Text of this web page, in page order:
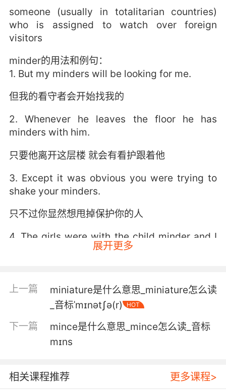
someone (usually in totalitarian countries)
who is assigned to watch over foreign
visitors
minder的用法和例句：
1. But my minders will be looking for me.
但我的看守者会开始找我的
2. Whenever he leaves the floor he has
minders with him.
只要他离开这层楼 就会有看护跟着他
3. Except it was obvious you were trying to
shake your minders.
只不过你显然想甩掉保护你的人
4. The girls were with the child minder and I
was here alone in the study, writing.
东西
5. Our filming here is being controlled and
restricted to a degree and we also have a
governmentapproved minder who's travelling
我们的拍摄是受到一定程度的 控制以及限制的 我
们还有一位 受政府批准并且一同随行的保镖
展开更多
上一篇
miniature是什么意思_miniature怎么读
_音标ˈmɪnətʃə(r)
HOT
下一篇
mince是什么意思_mince怎么读_音标
mɪns
相关课程推荐 更多课程>